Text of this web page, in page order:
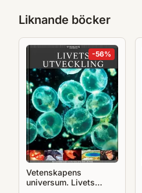
Liknande böcker
-56%
Vetenskapens
universum. Livets